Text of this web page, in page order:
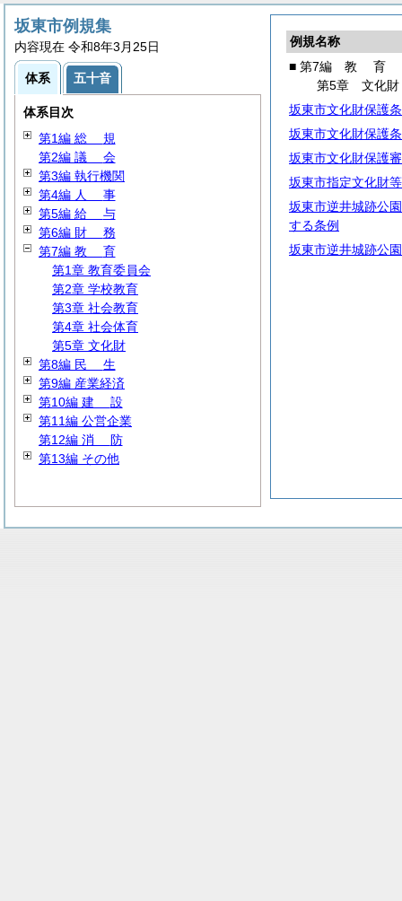
例規名称
■ 第7編 教 育
第5章 文化財
坂東市文化財保護
坂東市文化財保護
坂東市文化財保護
坂東市指定文化財
坂東市逆井城跡公
する条例
坂東市逆井城跡公
坂東市例規集
内容現在 令和8年3月25日
体系 五十音
体系目次
第1編 総 規
第2編 議 会
第3編 執行機関
第4編 人 事
第5編 給 与
第6編 財 務
第7編 教 育
第1章 教育委員会
第2章 学校教育
第3章 社会教育
第4章 社会体育
第5章 文化財
第8編 民 生
第9編 産業経済
第10編 建 設
第11編 公営企業
第12編 消 防
第13編 その他